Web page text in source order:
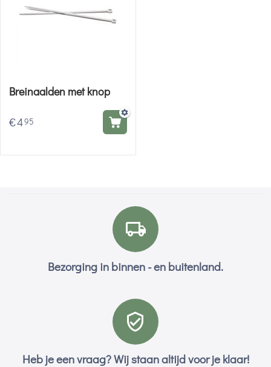
Breinaalden met knop
€495
Bezorging in binnen - en buitenland.
Heb je een vraag? Wij staan altijd voor je klaar!